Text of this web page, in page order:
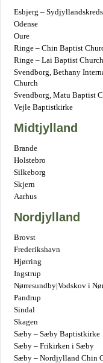
Esbjerg –
Odense
Oure
Ringe – Chin Baptist
Ringe – Lai Baptist Church
Svendborg, Bethany
Church
Svendborg, Matu Baptist
Vejle Baptistkirke
Midtjylland
Brande
Holstebro
Silkeborg
Skjern
Aarhus
Nordjylland
Brovst
Frederikshavn
Hjørring
Ingstrup
Nørresundby|Vodskov i
Pandrup
Sindal
Skagen
Sæby – Sæby Baptistkirke
Sæby – Frikirken i Sæby
Sæby – Nordjylland Chin